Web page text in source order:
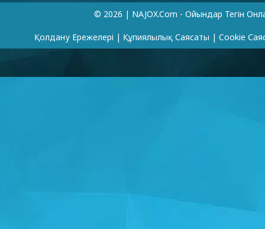
© 2026 | NAJOX.com - Ойындар Тегін
Қолдану Ережелері | Құпиялылық Саясаты | Cookie